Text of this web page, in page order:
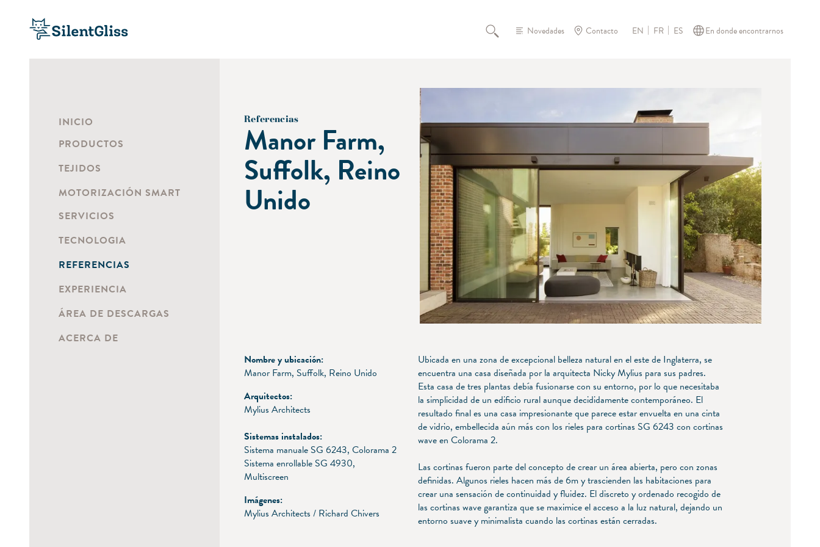
Novedades Contacto EN FR ES En donde encontrarnos
INICIO
PRODUCTOS
TEJIDOS
MOTORIZACIÓN SMART
SERVICIOS
TECNOLOGIA
REFERENCIAS
EXPERIENCIA
ÁREA DE DESCARGAS
ACERCA DE
Referencias
Manor Farm,
Suffolk, Reino
Unido
Nombre y ubicación:
Manor Farm, Suffolk, Reino Unido
Arquitectos:
Mylius Architects
Sistemas instalados:
Sistema manuale SG 6243, Colorama 2
Sistema enrollable SG 4930,
Multiscreen
Imágenes:
Mylius Architects / Richard Chivers
Ubicada en una zona de excepcional belleza natural en el este de Inglaterra, se
encuentra una casa diseñada por la arquitecta Nicky Mylius para sus padres.
Esta casa de tres plantas debía fusionarse con su entorno, por lo que necesitaba
la simplicidad de un edificio rural aunque decididamente contemporáneo. El
resultado final es una casa impresionante que parece estar envuelta en una cinta
de vidrio, embellecida aún más con los rieles para cortinas SG 6243 con cortinas
wave en Colorama 2.
Las cortinas fueron parte del concepto de crear un área abierta, pero con zonas
definidas. Algunos rieles hacen más de 6m y trascienden las habitaciones para
crear una sensación de continuidad y fluidez. El discreto y ordenado recogido de
las cortinas wave garantiza que se maximice el acceso a la luz natural, dejando un
entorno suave y minimalista cuando las cortinas están cerradas.